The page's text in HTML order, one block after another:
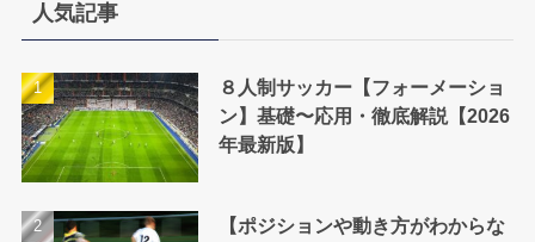
ー
人気記事
８人制サッカー【フォーメーショ
ン】基礎〜応用・徹底解説【2026
年最新版】
【ポジションや動き方がわからな